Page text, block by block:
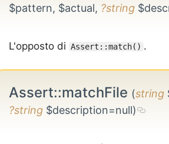
$pattern, $actual, ?string
L'opposto di Assert::match() .
Assert::matchFile (string
?string $description=null)